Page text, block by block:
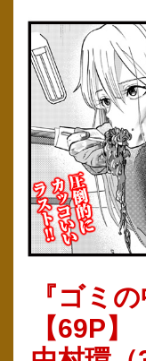
『ゴミ
【69P】